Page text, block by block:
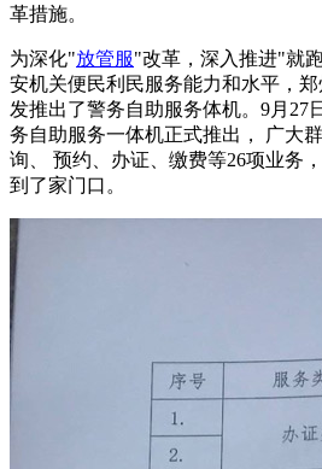
革措施。
为深化"放管服"改革，深入推进"就
安机关便民利民服务能力和水平，
发推出了警务自助服务体机。9月27
务自助服务一体机正式推出， 广大
询、 预约、办证、缴费等26项业务
到了家门口。